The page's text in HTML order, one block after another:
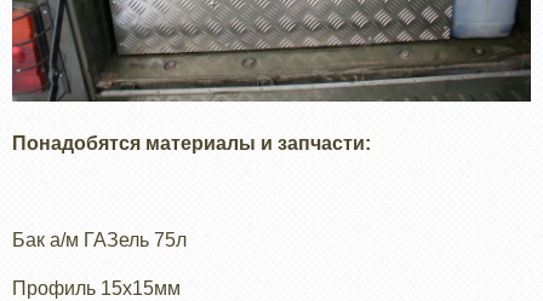
Понадобятся материалы и запчасти:
Бак а/м ГАЗель 75л
Профиль 15х15мм